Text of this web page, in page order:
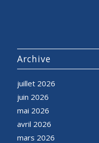
Archive
juillet 2026
juin 2026
mai 2026
avril 2026
mars 2026